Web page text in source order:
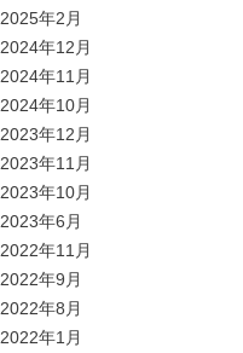
2025年2月
2024年12月
2024年11月
2024年10月
2023年12月
2023年11月
2023年10月
2023年6月
2022年11月
2022年9月
2022年8月
2022年1月